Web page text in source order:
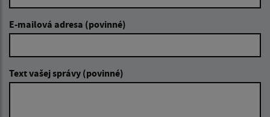
E-mailová adresa (povinné)
Text vašej správy (povinné)